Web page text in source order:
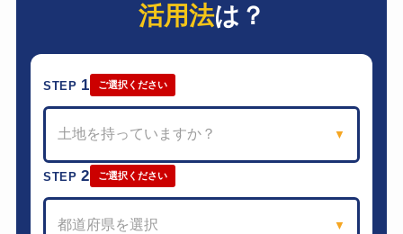
活用法は？
STEP 1 ご選択ください
土地を持っていますか？ ▼
STEP2 ご選択ください
都道府県を選択 ▼